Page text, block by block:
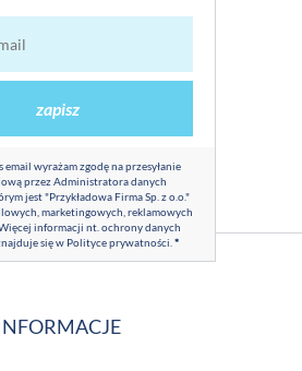
zapisz
email wyrażam zgodę na przesyłanie
przez Administratora danych
jest "Przykładowa Firma Sp. z o.o."
marketingowych, reklamowych
informacji nt. ochrony danych
się w Polityce prywatności *